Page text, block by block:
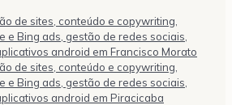
de sites, conteúdo e copywriting,
e Bing ads, gestão de redes sociais,
android em Francisco Morato
de sites, conteúdo e copywriting,
e Bing ads, gestão de redes sociais,
android em Piracicaba